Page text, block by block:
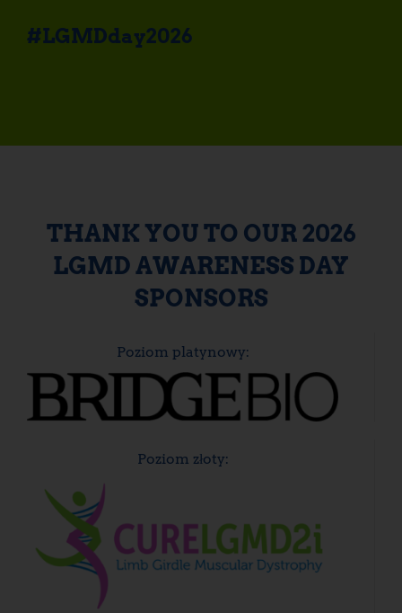
#LGMDday2026
THANK YOU TO OUR 2026
LGMD AWARENESS DAY
SPONSORS
Poziom platynowy:
Poziom złoty: